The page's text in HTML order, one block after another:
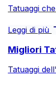
Tatuaggi
Leggi di più
Migliori
Tatuaggi